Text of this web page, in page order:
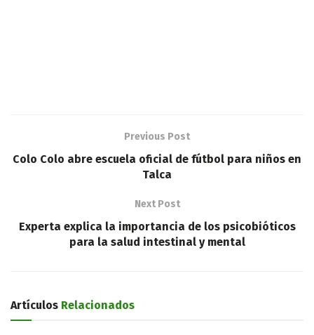
Previous Post
Colo Colo abre escuela oficial de fútbol para niños en
Talca
Next Post
Experta explica la importancia de los psicobióticos
para la salud intestinal y mental
Artículos Relacionados